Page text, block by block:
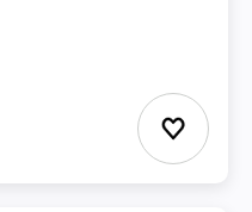
Ajouter